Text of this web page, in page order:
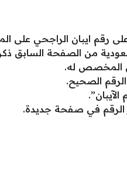
رقم ايبان الراجحي على
من الصفحة السابق
المخصص له.
الصحيح.
الرقم في صفحة جديدة.